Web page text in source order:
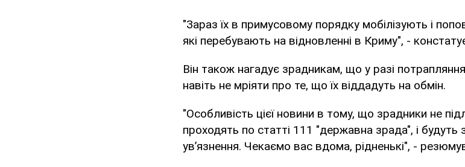
"Зараз їх в примусовому порядку мобілізують і
які перебувають на відновленні в Криму", -
Він також нагадує зрадникам, що у разі
навіть не мріяти про те, що їх віддадуть на обмін.
"Особливість цієї новини в тому, що зрадники не
проходять по статті 111 "державна зрада", і
ув’язнення. Чекаємо вас вдома, рідненькі", -